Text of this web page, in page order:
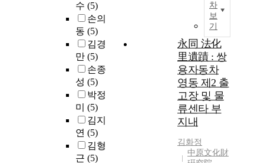
수 (5)
손의
동 (5)
김경
만 (5)
손종
성 (5)
박정
미 (5)
김지
연 (5)
김형
근 (5)
차
보
기
永同 法化
里遺蹟 : 쌍
용자동차
영동 제2 출
고장 및 물
류센타 부
지내
김화정
中原文化財